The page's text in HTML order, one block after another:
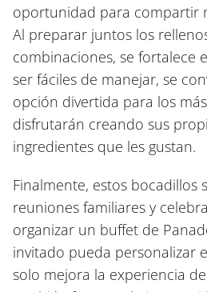
oportunidad para compartir
Al preparar juntos los
combinaciones, se fortalece
ser fáciles de manejar, se
opción divertida para los
disfrutarán creando sus
ingredientes que les gustan.
Finalmente, estos bocadillos
reuniones familiares y
organizar un buffet de
invitado pueda personalizar
solo mejora la experiencia